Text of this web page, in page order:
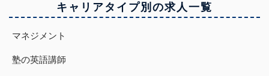
キャリアタイプ別の求人一覧
マネジメント
塾の英語講師